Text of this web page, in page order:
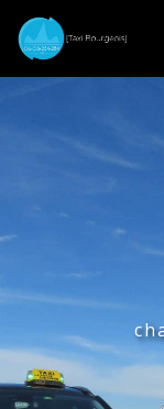
Panneau de